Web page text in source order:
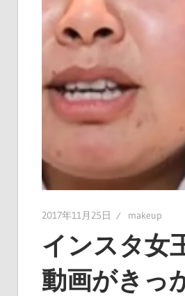
2017年11月25日 makeup
インスタ女
動画がきっ